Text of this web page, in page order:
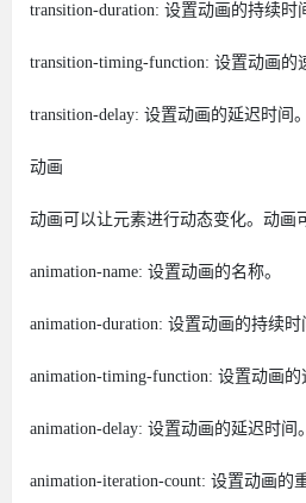
transition-duration: 设置动画的持续时
transition-timing-function: 设置动画的
transition-delay: 设置动画的延迟时间。
动画
动画可以让元素进行动态变化。动画
animation-name: 设置动画的名称。
animation-duration: 设置动画的持续时
animation-timing-function: 设置动画的
animation-delay: 设置动画的延迟时间。
animation-iteration-count: 设置动画的